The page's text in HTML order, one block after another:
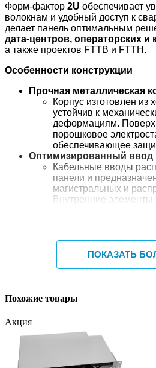
Форм-фактор 2U обеспечивает
волокнам и удобный доступ к
делает панель оптимальным
дата-центров, операторских и
а также проектов FTTB и FTTH.
Особенности конструкции
Прочная металлическая
Корпус изготовлен из
устойчив к
деформациям.
порошковое
обеспечивающее
Оптимизированный ввод
Кабельные вводы
панели и
магистральных и
Внутренние элементы
Передняя панель с
обеспечивает
кассетам, упрощая
Продуманная
изгиба и снижать
Область применения
ПОКАЗАТЬ
Похожие товары
Акция